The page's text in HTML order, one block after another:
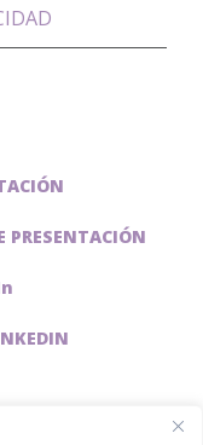
PRESENTACIÓN